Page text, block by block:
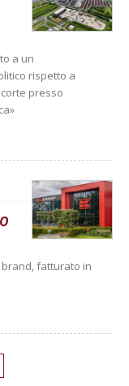
a un
rispetto a
presso
fatturato in